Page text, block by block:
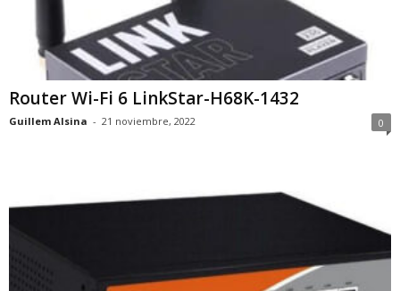
Router Wi-Fi 6 LinkStar-H68K-1432
Guillem Alsina - 21 noviembre, 2022 0